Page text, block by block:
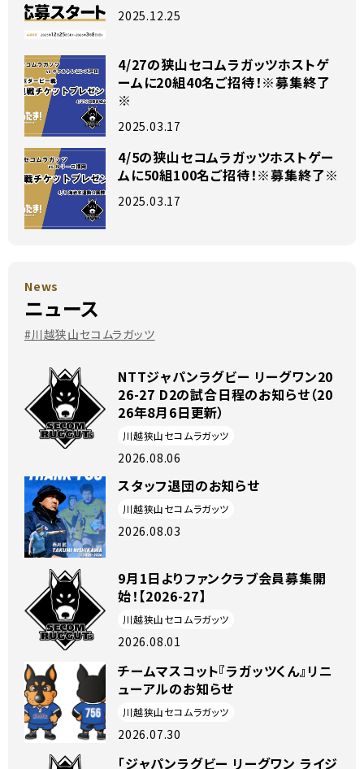
2025.12.25
4/27の狭山セコムラガッツホストゲ
ームに20組40名ご招待！※募集終了
※
2025.03.17
4/5の狭山セコムラガッツホストゲー
ムに50組100名ご招待！※募集終了※
2025.03.17
News
ニュース
#川越狭山セコムラガッツ
NTTジャパンラグビー リーグワン20
26-27 D2の試合日程のお知らせ（20
26年8月6日更新）
川越狭山セコムラガッツ
2026.08.06
スタッフ退団のお知らせ
川越狭山セコムラガッツ
2026.08.03
9月1日よりファンクラブ会員募集開
始！【2026-27】
川越狭山セコムラガッツ
2026.08.01
チームマスコット『ラガッツくん』リニ
ューアルのお知らせ
川越狭山セコムラガッツ
2026.07.30
「ジャパンラグビー リーグワン ライジ